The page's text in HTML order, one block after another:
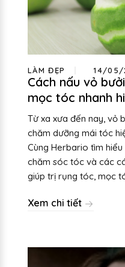
LÀM ĐẸP 14/05/
Cách nấu vỏ
mọc tóc nhanh
Từ xa xưa đến nay, vỏ
chăm dưỡng mái tóc
Cùng Herbario tìm
chăm sóc tóc và các
giúp trị rụng tóc, mọc
Xem chi tiết